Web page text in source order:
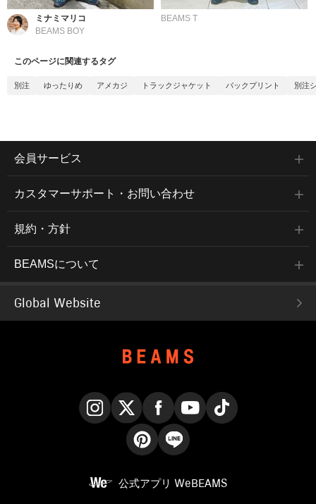
ミナミマリコ
BEAMS BOY
BEAMS T
このページに関連するタグ
別注 ゆったりめ アメカジ トラックジャケット バックプリント 別注
会員サービス
カスタマーサポート・お問い合わせ
規約・方針
BEAMSについて
Global Website
公式アプリ WeBEAMS